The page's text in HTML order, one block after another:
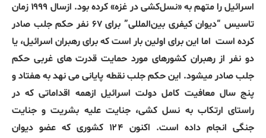
اسرائیل را متهم به «نسل‌کشی در غزه» کرده بود. ازسال ۱۹۹۹ زمان
تاسیس “دیوان کیفری بین‌المللی” برای ۶۷ نفر حکم جلب صادر
کرده است اما این برای اولین بار است که برای رهبران اسرائیل، یا
دو نفر از رهبران کشورهای مورد حمایت قدرت های غربی حکم
جلب صادر میشود. این حکم جلب نقطه پایانی می نهد به هفتاد و
پنج سال معافیت کامل دولت اسرائیل ازهمه اقداماتی که در
راستای ارتکاب به نسل کشی، جنایت علیه بشریت و جنایت
جنگی انجام داده است. اکنون ۱۲۴ کشوری که عضو دیوان